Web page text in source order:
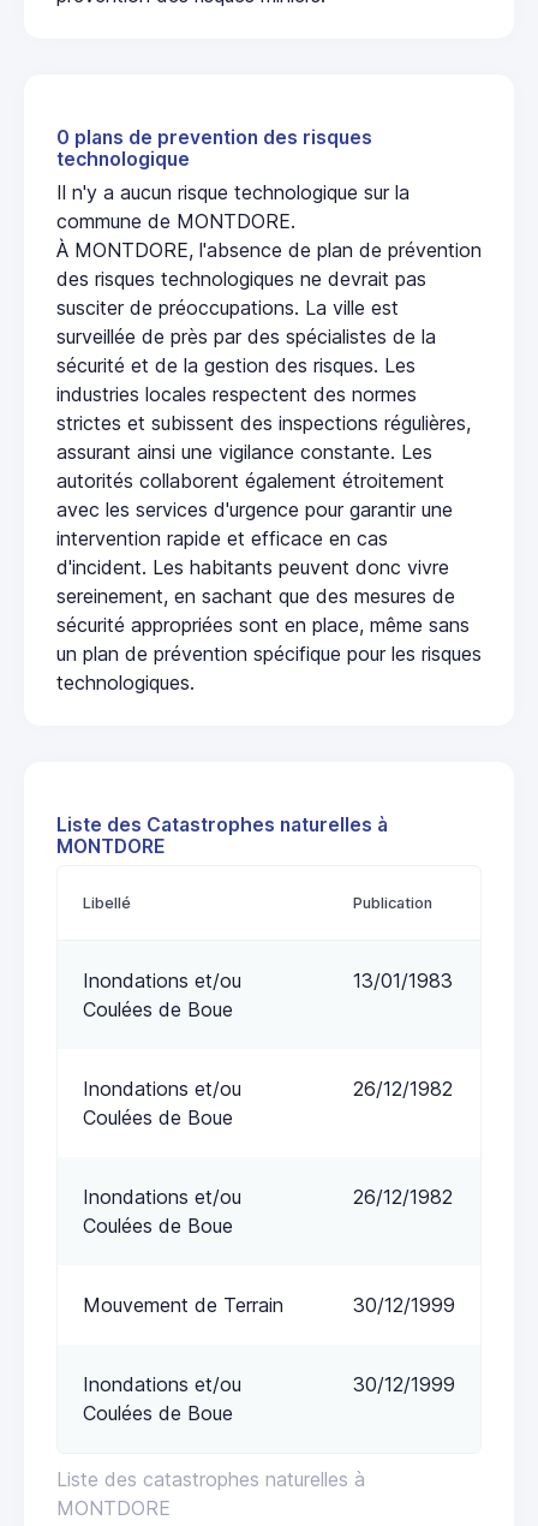
0 plans de prevention des risques
technologique
Il n'y a aucun risque technologique sur la
commune de MONTDORE.
À MONTDORE, l'absence de plan de prévention
des risques technologiques ne devrait pas
susciter de préoccupations. La ville est
surveillée de près par des spécialistes de la
sécurité et de la gestion des risques. Les
industries locales respectent des normes
strictes et subissent des inspections régulières,
assurant ainsi une vigilance constante. Les
autorités collaborent également étroitement
avec les services d'urgence pour garantir une
intervention rapide et efficace en cas
d'incident. Les habitants peuvent donc vivre
sereinement, en sachant que des mesures de
sécurité appropriées sont en place, même sans
un plan de prévention spécifique pour les risques
technologiques.
Liste des Catastrophes naturelles à
MONTDORE
Liste des catastrophes naturelles à
MONTDORE
Libellé Publication
Inondations et/ou
Coulées de Boue
13/01/1983
Inondations et/ou
Coulées de Boue
26/12/1982
Inondations et/ou
Coulées de Boue
26/12/1982
Mouvement de Terrain 30/12/1999
Inondations et/ou
Coulées de Boue
30/12/1999